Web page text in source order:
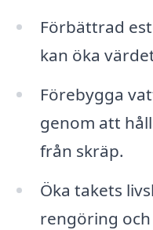
Förbättrad
kan öka
Förebygga
genom att
från skräp.
Öka takets
rengöring